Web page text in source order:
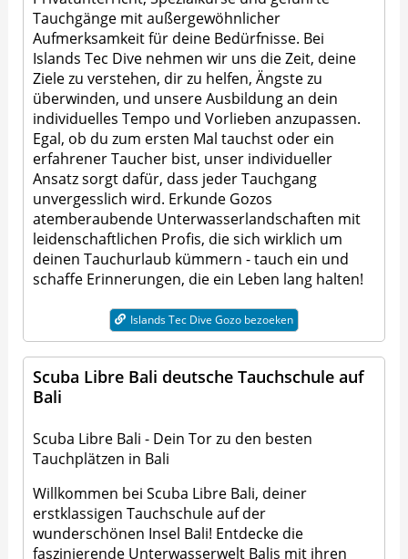
Tauchgänge mit außergewöhnlicher
Aufmerksamkeit für deine Bedürfnisse. Bei
Islands Tec Dive nehmen wir uns die Zeit, deine
Ziele zu verstehen, dir zu helfen, Ängste zu
überwinden, und unsere Ausbildung an dein
individuelles Tempo und Vorlieben anzupassen.
Egal, ob du zum ersten Mal tauchst oder ein
erfahrener Taucher bist, unser individueller
Ansatz sorgt dafür, dass jeder Tauchgang
unvergesslich wird. Erkunde Gozos
atemberaubende Unterwasserlandschaften mit
leidenschaftlichen Profis, die sich wirklich um
deinen Tauchurlaub kümmern - tauch ein und
schaffe Erinnerungen, die ein Leben lang halten!
Islands Tec Dive Gozo bezoeken
Scuba Libre Bali deutsche Tauchschule auf
Bali
Scuba Libre Bali - Dein Tor zu den besten
Tauchplätzen in Bali
Willkommen bei Scuba Libre Bali, deiner
erstklassigen Tauchschule auf der
wunderschönen Insel Bali! Entdecke die
faszinierende Unterwasserwelt Balis mit ihren